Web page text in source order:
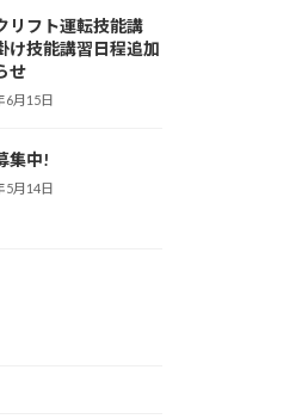
リフト運転技能講
け技能講習日程追加
せ
6月15日
集中!
5月14日